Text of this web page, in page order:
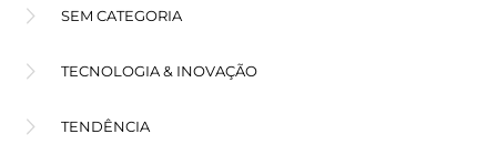
SEM CATEGORIA
TECNOLOGIA & INOVAÇÃO
TENDÊNCIA